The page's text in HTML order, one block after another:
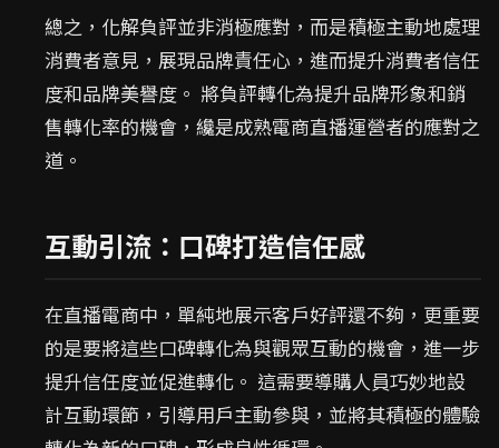
總之，化解負評並非消極應對，而是積極主動地處理
消費者意見，展現品牌責任心，進而提升消費者信任
度和品牌美譽度。 將負評轉化為提升品牌形象和銷
售轉化率的機會，纔是成熟電商直播運營者的應對之
道。
互動引流：口碑打造信任感
在直播電商中，單純地展示客戶好評還不夠，更重要
的是要將這些口碑轉化為與觀眾互動的機會，進一步
提升信任度並促進轉化。 這需要導購人員巧妙地設
計互動環節，引導用戶主動參與，並將其積極的體驗